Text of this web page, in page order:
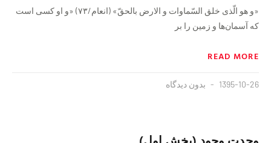
«و هو الّذی خلق السّماوات و الارض بالحقّ» (انعام/۷۳) «و او کسی است
که آسمان‌ها و زمین را بر
READ MORE
1395-10-26 بدون دیدگاه